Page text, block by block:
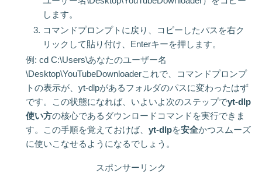
します。
コマンドプロンプトに戻り、コピーしたパスを右ク
リックして貼り付け、Enterキーを押します。
例: cd C:\Users\あなたのユーザー名
\Desktop\YouTubeDownloaderこれで、コマンドプロンプ
トの表示が、yt-dlpがあるフォルダのパスに変わったはず
です。この状態になれば、いよいよ次のステップでyt-dlp
使い方の核心であるダウンロードコマンドを実行できま
す。この手順を覚えておけば、 yt-dlpを安全かつスムーズ
に使いこなせるようになるでしょう。
スポンサーリンク